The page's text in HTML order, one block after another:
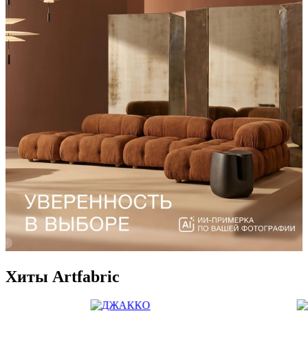
Хиты Artfabric